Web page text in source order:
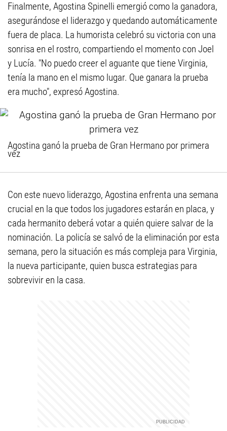
Finalmente, Agostina Spinelli emergió como la ganadora,
asegurándose el liderazgo y quedando automáticamente
fuera de placa. La humorista celebró su victoria con una
sonrisa en el rostro, compartiendo el momento con Joel
y Lucía. "No puedo creer el aguante que tiene Virginia,
tenía la mano en el mismo lugar. Que ganara la prueba
era mucho", expresó Agostina.
Agostina ganó la prueba de Gran Hermano por primera
vez
Con este nuevo liderazgo, Agostina enfrenta una semana
crucial en la que todos los jugadores estarán en placa, y
cada hermanito deberá votar a quién quiere salvar de la
nominación. La policía se salvó de la eliminación por esta
semana, pero la situación es más compleja para Virginia,
la nueva participante, quien busca estrategias para
sobrevivir en la casa.